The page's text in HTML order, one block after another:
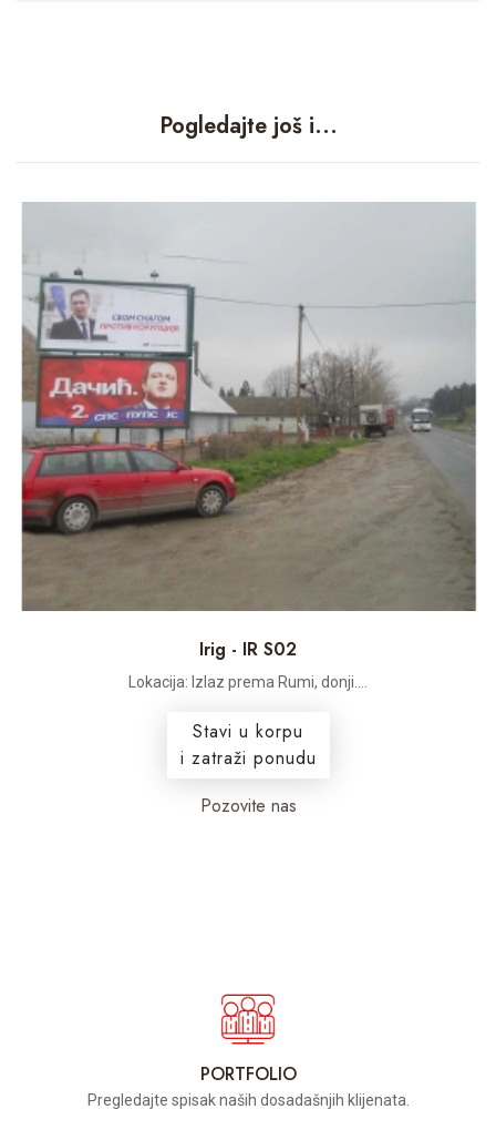
Pogledajte još i...
Irig - IR S02
Lokacija: Izlaz prema Rumi, donji....
Stavi u korpu
i zatraži ponudu
Pozovite nas
PORTFOLIO
Pregledajte spisak naših dosadašnjih klijenata.